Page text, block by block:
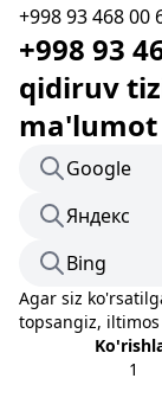
+998 93 468 00
+998 93
qidiruv
Google
Яндекс
Bing
Agar siz
topsangiz, iltimos
1